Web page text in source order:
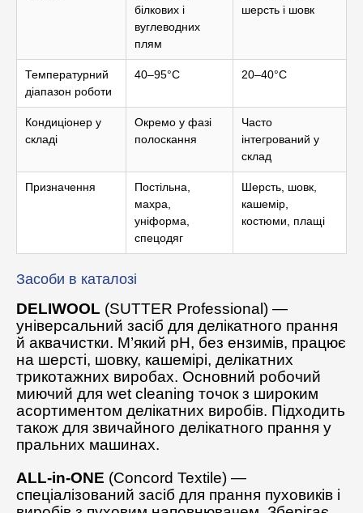
білкових і
вуглеводних
плям
шерсть і шовк
Температурний
діапазон роботи
40–95°C 20–40°C
Кондиціонер у
складі
Окремо у фазі
полоскання
Часто
інтегрований у
склад
Призначення
Постільна,
махра,
уніформа,
спецодяг
Шерсть, шовк,
кашемір,
костюми, плащі
Засоби в каталозі
DELIWOOL (SUTTER Professional) —
універсальний засіб для делікатного прання
й аквачистки. М’який pH, без ензимів, працює
на шерсті, шовку, кашемірі, делікатних
трикотажних виробах. Основний робочий
миючий для wet cleaning точок з широким
асортиментом делікатних виробів. Підходить
також для звичайного делікатного прання у
пральних машинах.
ALL-in-ONE (Concord Textile) —
спеціалізований засіб для прання пуховиків і